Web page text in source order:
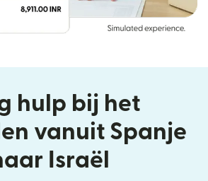
hulp bij het
vanuit Spanje
Israël